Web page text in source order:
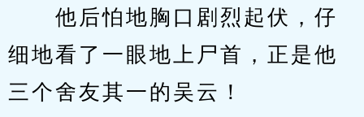
他后怕地胸口剧烈起伏，仔
细地看了一眼地上尸首，正是他
三个舍友其一的吴云！